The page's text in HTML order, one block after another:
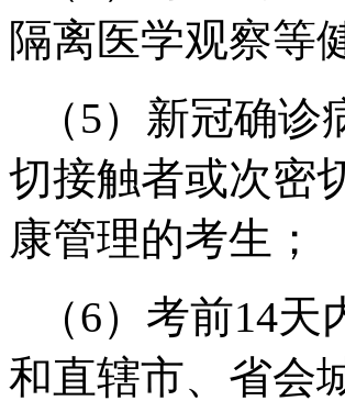
隔离医学观察等
（5）新冠确诊
切接触者或次密
康管理的考生；
（6）考前14天
和直辖市、省会